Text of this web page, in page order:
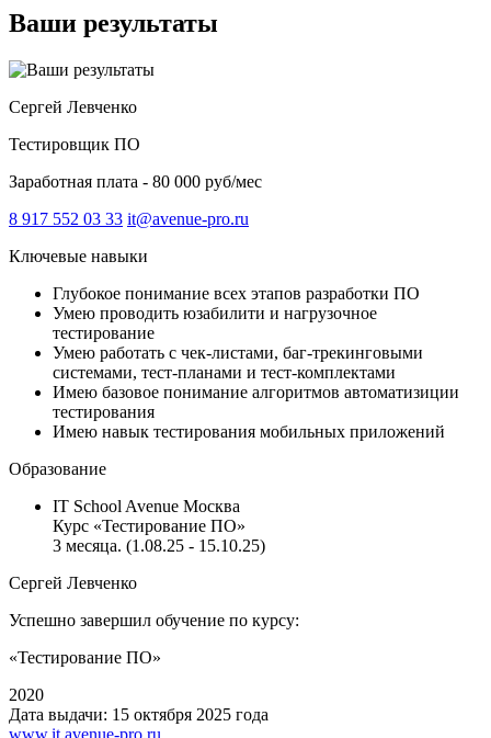
Ваши результаты
Сергей Левченко
Тестировщик ПО
Заработная плата - 80 000 руб/мес
8 917 552 03 33 it@avenue-pro.ru
Ключевые навыки
Глубокое понимание всех этапов разработки ПО
Умею проводить юзабилити и нагрузочное
тестирование
Умею работать с чек-листами, баг-трекинговыми
системами, тест-планами и тест-комплектами
Имею базовое понимание алгоритмов автоматизиции
тестирования
Имею навык тестирования мобильных приложений
Образование
IT School Avenue Москва
Курс «Тестирование ПО»‎
3 месяца. (1.08.25 - 15.10.25)
Сергей Левченко
Успешно завершил обучение по курсу:
«Тестирование ПО»‎
2020
Дата выдачи: 15 октября 2025 года
www.it.avenue-pro.ru